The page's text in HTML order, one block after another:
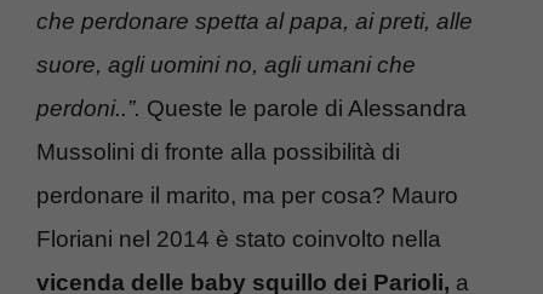
che perdonare spetta al papa, ai preti, alle
suore, agli uomini no, agli umani che
perdoni..”. Queste le parole di Alessandra
Mussolini di fronte alla possibilità di
perdonare il marito, ma per cosa? Mauro
Floriani nel 2014 è stato coinvolto nella
vicenda delle baby squillo dei Parioli, a